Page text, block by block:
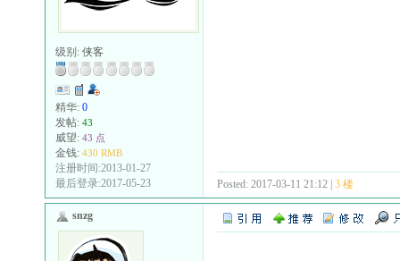
级别: 侠客
精华: 0
发帖: 43
威望: 43 点
金钱: 430 RMB
注册时间:2013-01-27
最后登录:2017-05-23
Posted: 2017-03-11 21:12 | 3 楼
snzg